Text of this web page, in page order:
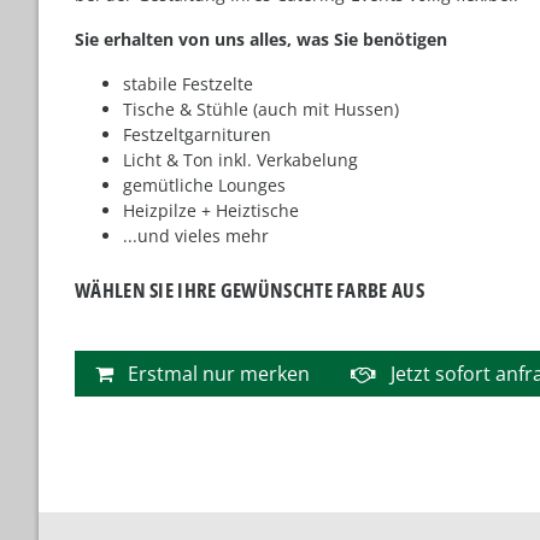
Sie erhalten von uns alles, was Sie benötigen
stabile Festzelte
Tische & Stühle (auch mit Hussen)
Festzeltgarnituren
Licht & Ton inkl. Verkabelung
gemütliche Lounges
Heizpilze + Heiztische
...und vieles mehr
WÄHLEN SIE IHRE GEWÜNSCHTE FARBE AUS
Erstmal nur merken Jetzt sofort